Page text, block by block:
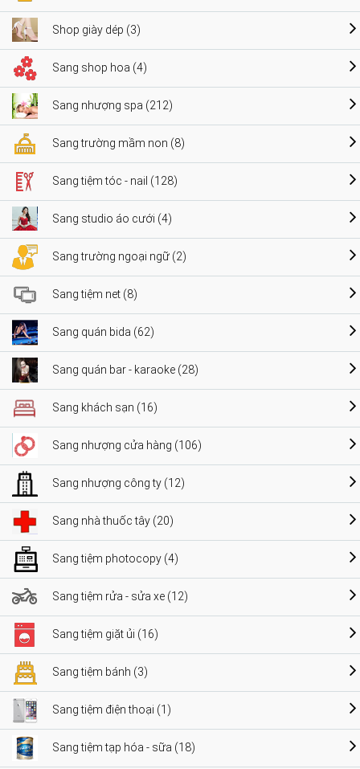
Shop giày dép (3)
Sang shop hoa (4)
Sang nhượng spa (212)
Sang trường mầm non (8)
Sang tiệm tóc - nail (128)
Sang studio áo cưới (4)
Sang trường ngoại ngữ (2)
Sang tiệm net (8)
Sang quán bida (62)
Sang quán bar - karaoke (28)
Sang khách sạn (16)
Sang nhượng cửa hàng (106)
Sang nhượng công ty (12)
Sang nhà thuốc tây (20)
Sang tiệm photocopy (4)
Sang tiệm rửa - sửa xe (12)
Sang tiệm giặt ủi (16)
Sang tiệm bánh (3)
Sang tiệm điện thoại (1)
Sang tiệm tạp hóa - sữa (18)